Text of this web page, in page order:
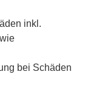
inkl.
bei Schäden